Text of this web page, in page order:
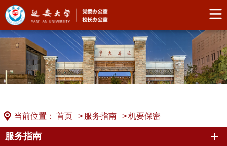
当前位置： 首页 > 服务指南 >机要保密
服务指南